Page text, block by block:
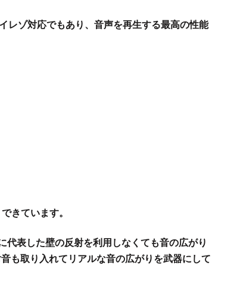
レゾ対応でもあり、音声を再生する最高の性能
きています。
表した壁の反射を利用しなくても音の広がり
も取り入れてリアルな音の広がりを武器にして